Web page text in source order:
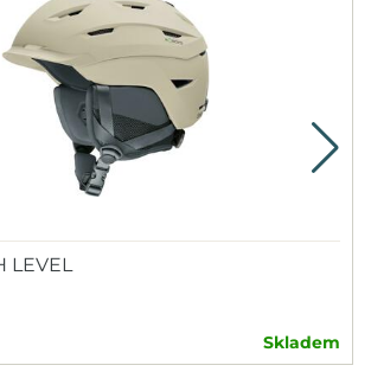
LEVEL
Skladem